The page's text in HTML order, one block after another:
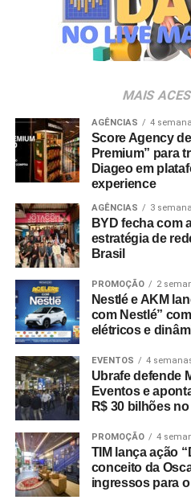
MAIS
AGÊNCIAS 4
Score Agency
Premium” para
Diageo em
experience
AGÊNCIAS 3
BYD fecha com
estratégia de
Brasil
PROMOÇÃO 2
Nestlé e AKM
com Nestlé”
elétricos e
EVENTOS 4
Ubrafe defende
Eventos e
R$ 30 bilhões
PROMOÇÃO 4
TIM lança ação
conceito da
ingressos para
WhatsAppFacebook
TwitterLinkedIn